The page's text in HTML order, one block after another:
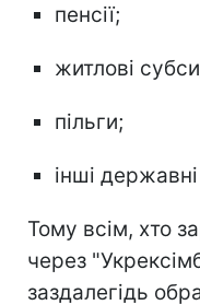
пенсії;
житлові
пільги;
інші
Тому всім, хто
через
заздалегідь